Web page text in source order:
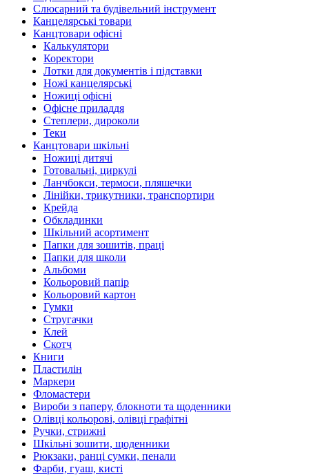
Слюсарний та будівельний інструмент
Канцелярські товари
Канцтовари офісні
Калькулятори
Коректори
Лотки для документів і підставки
Ножі канцелярські
Ножиці офісні
Офісне приладдя
Степлери, дироколи
Теки
Канцтовари шкільні
Ножиці дитячі
Готовальні, циркулі
Ланчбокси, термоси, пляшечки
Лінійки, трикутники, транспортири
Крейда
Обкладинки
Шкільний асортимент
Папки для зошитів, праці
Папки для школи
Альбоми
Кольоровий папір
Кольоровий картон
Гумки
Стругачки
Клей
Скотч
Книги
Пластилін
Маркери
Фломастери
Вироби з паперу, блокноти та щоденники
Олівці кольорові, олівці графітні
Ручки, стрижні
Шкільні зошити, щоденники
Рюкзаки, ранці сумки, пенали
Фарби, гуаш, кисті